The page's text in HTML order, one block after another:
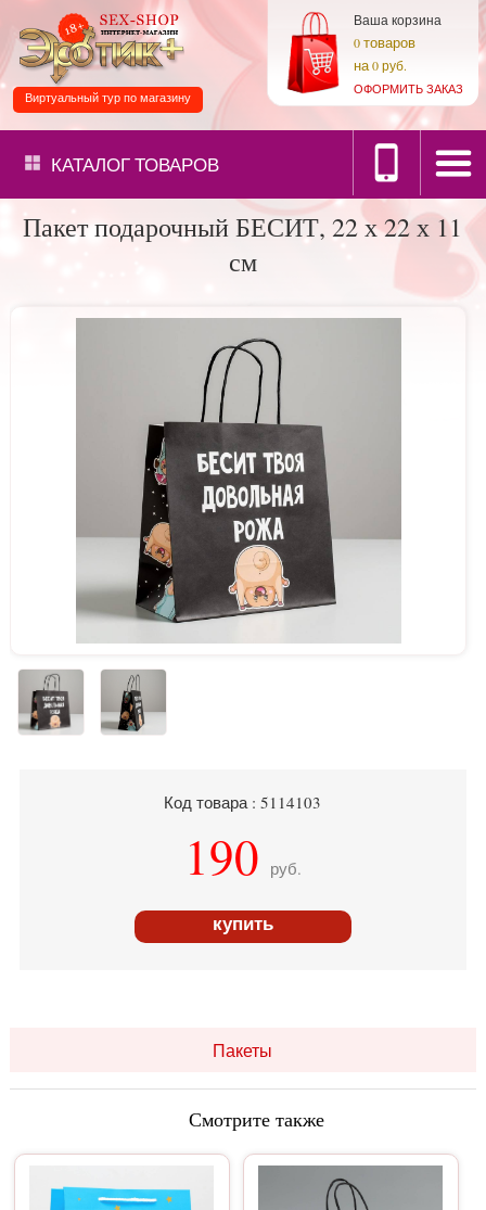
Ваша корзина
0товаров
на0 руб.
ОФОРМИТЬ ЗАКАЗ
Виртуальный тур по магазину
КАТАЛОГТОВАРОВ
Пакет подарочный БЕСИТ, 22 х 22 х 11
см
Код товара : 5114103
190 руб.
купить
Пакеты
Смотрите также